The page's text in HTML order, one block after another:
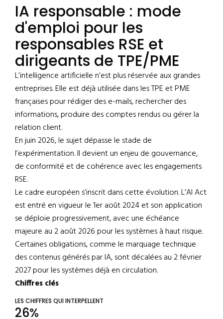
IA responsable : mode
d'emploi pour les
responsables RSE et
dirigeants de TPE/PME
L’intelligence artificielle n’est plus réservée aux grandes
entreprises. Elle est déjà utilisée dans les TPE et PME
françaises pour rédiger des e-mails, rechercher des
informations, produire des comptes rendus ou gérer la
relation client.
En juin 2026, le sujet dépasse le stade de
l’expérimentation. Il devient un enjeu de gouvernance,
de conformité et de cohérence avec les engagements
RSE.
Le cadre européen s’inscrit dans cette évolution. L’AI Act
est entré en vigueur le 1er août 2024 et son application
se déploie progressivement, avec une échéance
majeure au 2 août 2026 pour les systèmes à haut risque.
Certaines obligations, comme le marquage technique
des contenus générés par IA, sont décalées au 2 février
2027 pour les systèmes déjà en circulation.
Chiffres clés
LES CHIFFRES QUI INTERPELLENT
26%